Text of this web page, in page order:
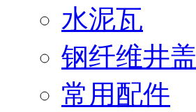
水泥瓦
钢纤维井盖
常用配件